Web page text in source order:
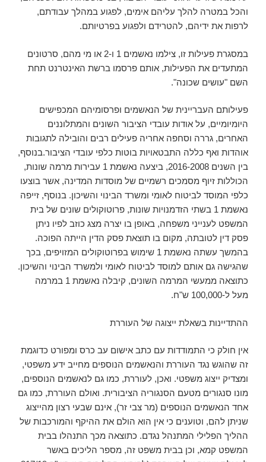
והכל במטרה להלך עליהם אימים, לפגוע במהלך עבודתם,
לרפות את ידיהם, להטרידם ולפגוע בפרטיותם.
במסגרת פעילות זו, צילמו נאשמים 1 ו-2 או מי מהם, סרטונים
המתעדים את הפעילות, אותם פרסמו ברשת האינטרנט תחת
השם "עושים שכונה".
פעילותם העבריינית של הנאשמים ופרסומיהם המכפישים
היומיומיים, על אודות עובדי הציבור השונים והמתלוננים
האחרים, גררה וסחפה אחריה פעילים רבים והובילה לתגובות
אוהדות ואף כללה התבטאויות בוטות כלפי עובדי הציבור.בנוסף,
בין השנים 2016-2008, ביצעה נאשמת 1 עבירות מרמה שונות,
הכוללות זיוף מסמכים רשמיים של מוסדות המדינה, אשר בוצעו
כלפי המוסד לביטוח לאומי ומשרד הבינוי והשיכון. בנוסף, זייפה
נאשמת 1 בשתי הזדמנויות שונות, פרוטוקולים שונים של בית
המשפט לענייני משפחה, באופן בו יצרה מצג כוזב לפיו ניתן
פסק דין לטובתה, מקום בו תוצאת פסק הדין הייתה הפוכה.
בהמשך עשתה נאשמת 1 שימוש בפרוטוקולים המזויפים, בכך
שהגישה גם אותם למוסד לביטוח לאומי ולמשרד הבינוי והשיכון.
כתוצאה ממעשי המרמה השונים, קיבלה נאשמת 1 במרמה
מעל ל-100,000 ש"ח.
ההתדיינות בשאלת ייצוגה של העוררת
אין חולק כי התמודדות עם כתב אישום עב כרס ומפורט כדוגמת
זה שהוגש נגד העוררת והנאשמים הנוספים מחייב ידע משפטי,
ומצדיק ייצוג משפטי. ואכן, לעוררת, כמו גם לנאשמים הנוספים,
מונו סנגורים מטעם הסנגוריה הציבורית. ואולם העוררת, כמו גם
אחד הנאשמים הנוספים (מר צבי זר), אינם שבעי רצון מהייצוג
שניתן להם, וטוענים כי אין הוא הולם את ההיקף והמורכבות של
ההליך הפלילי המתנהל נגדם. כתוצאה מכך התנהלו בבית
המשפט קמא, וכן בבית משפט זה, מספר הליכים באשר